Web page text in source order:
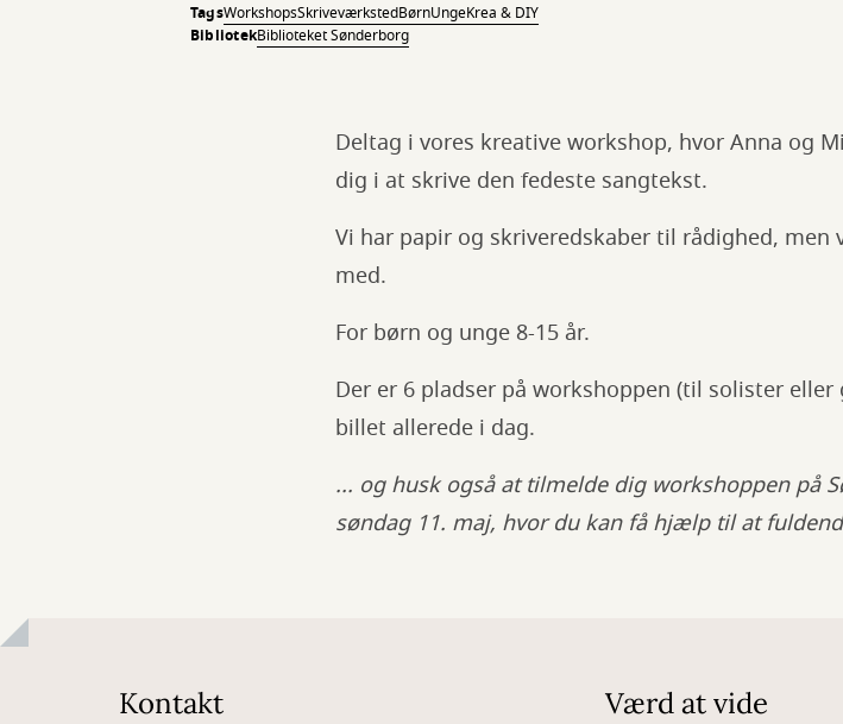
TagsWorkshopsSkriveværkstedBørnUngeKrea & DIY
BibliotekBiblioteket Sønderborg
Deltag i vores kreative workshop, hvor Anna og
dig i at skrive den fedeste sangtekst.
Vi har papir og skriveredskaber til rådighed, men
med.
For børn og unge 8-15 år.
Der er 6 pladser på workshoppen (til solister
billet allerede i dag.
... og husk også at tilmelde dig workshoppen på
søndag 11. maj, hvor du kan få hjælp til at
Kontakt Værd at vide